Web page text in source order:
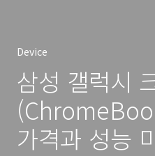
Device
삼성 갤럭시
가격과 성능